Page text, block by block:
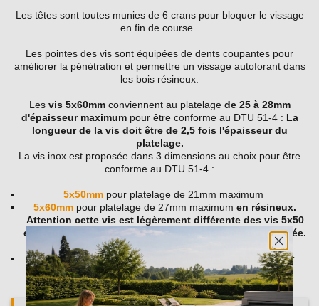
Les têtes sont toutes munies de 6 crans pour bloquer le vissage
en fin de course.
Les pointes des vis sont équipées de dents coupantes pour
améliorer la pénétration et permettre un vissage autoforant dans
les bois résineux.
Les vis 5x60mmconviennent au platelage de 25 à 28mm
d'épaisseur maximumpour être conforme au DTU 51-4 : La
longueur de la vis doit être de 2,5 fois l'épaisseur du
platelage.
La vis inox est proposée dans 3 dimensions au choix pour être
conforme au DTU 51-4 :
5x50mm pour platelage de 21mm maximum
5x60mm pour platelage de 27mm maximum en résineux.
Attention cette vis est légèrement différente des vis 5x50
et 6x70mm. En effet, la tête de vis est légèrement bombée.
Les têtes des vis 5x50 et 6x70mm sont plates.
6x70mm pour platelage de 28mm maximum
en bois dur
(exotique, chêne...)